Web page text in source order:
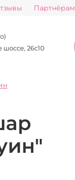
Партнёрам
26с10